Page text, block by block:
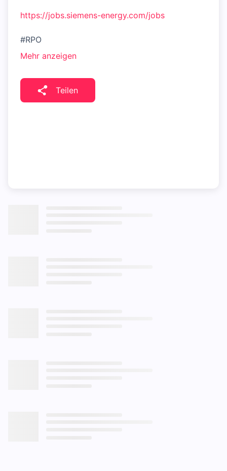
https://jobs.siemens-energy.com/jobs
#RPO
Mehr anzeigen
Teilen